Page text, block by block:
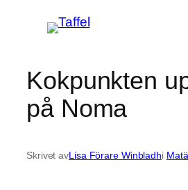
Kokpunkten
på Noma
Skrivet avLisa Förare Winbladhi